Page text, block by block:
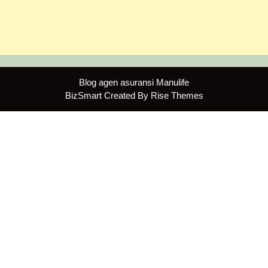
Blog agen asuransi Manulife
BizSmart Created By Rise Themes